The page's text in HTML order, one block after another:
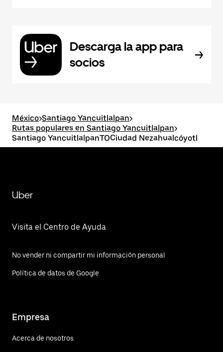
Descarga la app para
socios
México>Santiago Yancuitlalpan>
Rutas populares en Santiago Yancuitlalpan>
Santiago YancuitlalpanTOCiudad Nezahualcóyotl
Uber
Visita el Centro de Ayuda
No vender ni compartir mi información personal
Política de datos de Google
Empresa
Acerca de nosotros